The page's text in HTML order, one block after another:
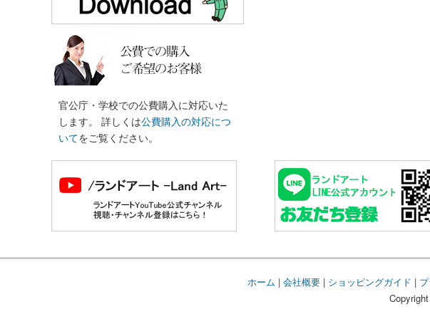
官公庁・学校での公費購入に対応いた
します。 詳しくは公費購入の対応につ
いてをご覧ください。
ホーム | 会社概要| ショッピングガイド |